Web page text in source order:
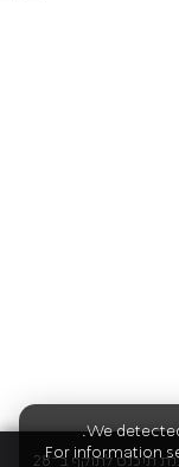
עדכנו את מדיניות הפרטיות שלנו. המדיניות המעודכנת תיכנס לתוקף ב־28
We
For information